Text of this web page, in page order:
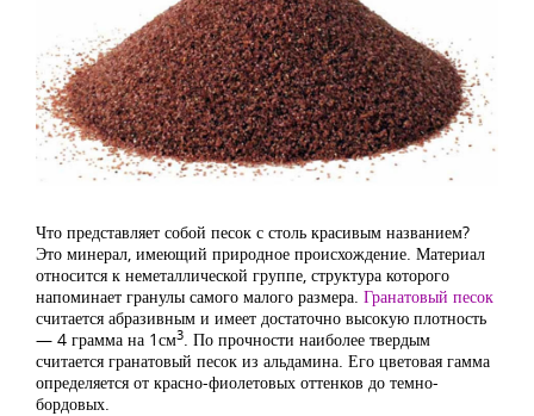
Что представляет собой песок с столь красивым названием?
Это минерал, имеющий природное происхождение. Материал
относится к неметаллической группе, структура которого
напоминает гранулы самого малого размера. Гранатовый песок
считается абразивным и имеет достаточно высокую плотность
— 4 грамма на 1см3 . По прочности наиболее твердым
считается гранатовый песок из альдамина. Его цветовая гамма
определяется от красно-фиолетовых оттенков до темно-
бордовых.